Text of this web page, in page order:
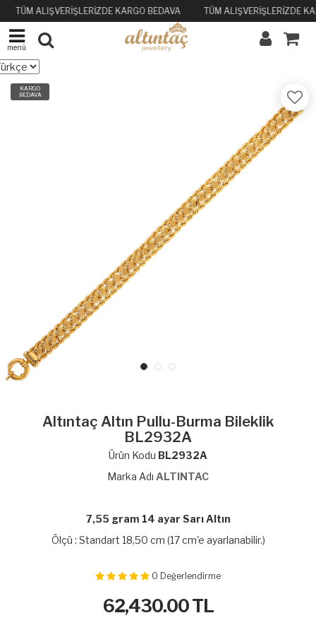
TÜM ALIŞVERİŞLERİZDE KARGO BEDAVA TÜM ALIŞVERİŞLERİZDE
menü
KARGO
BEDAVA
Altıntaç Altın Pullu-Burma Bileklik
BL2932A
Ürün Kodu BL2932A
Marka Adı ALTINTAC
7,55 gram 14 ayar Sarı Altın
Ölçü : Standart 18,50 cm (17 cm'e ayarlanabilir.)
0 Değerlendirme
62,430.00TL